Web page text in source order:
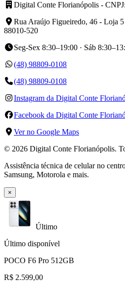
Digital Conte Florianópolis -
Rua Araújo Figueiredo, 46 - Loja
88010-520
Seg-Sex 8:30–19:00 · Sáb
(48) 98809-0108
(48) 98809-0108
Instagram da Digital Conte
Facebook da Digital Conte
Ver no Google Maps
© 2026 Digital Conte Florianópolis.
Assistência técnica de celular no
Samsung, Motorola e mais.
×
Último
Último disponível
POCO F6 Pro 512GB
R$ 2.599,00